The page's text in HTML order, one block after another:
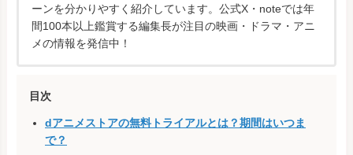
ーンを分かりやすく紹介しています。公式X・noteでは年
間100本以上鑑賞する編集長が注目の映画・ドラマ・アニ
メの情報を発信中！
目次
dアニメストアの無料トライアルとは？期間はいつま
で？